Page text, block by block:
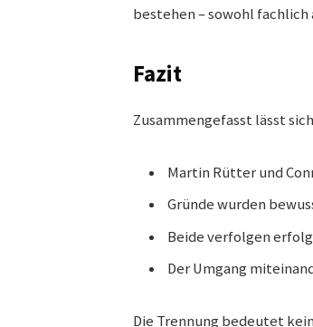
bestehen – sowohl fachlich
Fazit
Zusammengefasst lässt
Martin Rütter und
Gründe wurden
Beide verfolgen
Der Umgang
Die Trennung bedeutet